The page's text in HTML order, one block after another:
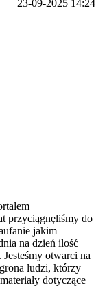
23-09-2025 14:24
przyciągnęliśmy do
jakim
na dzień ilość
otwarci na
ludzi, którzy
dotyczące